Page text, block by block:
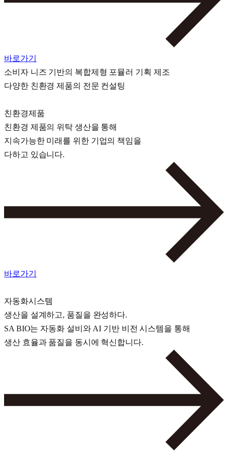
바로가기
소비자 니즈 기반의 복합제형 포뮬러 기획 제조
다양한 친환경 제품의 전문 컨설팅
친환경제품
친환경 제품의 위탁 생산을 통해
지속가능한 미래를 위한 기업의 책임을
다하고 있습니다.
바로가기
자동화시스템
생산을 설계하고, 품질을 완성하다.
SA BIO는 자동화 설비와 AI 기반 비전 시스템을 통해
생산 효율과 품질을 동시에 혁신합니다.